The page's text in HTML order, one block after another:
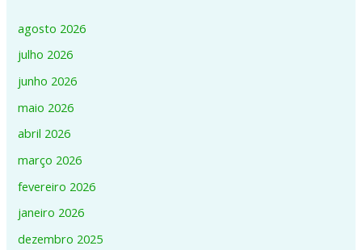
agosto 2026
julho 2026
junho 2026
maio 2026
abril 2026
março 2026
fevereiro 2026
janeiro 2026
dezembro 2025